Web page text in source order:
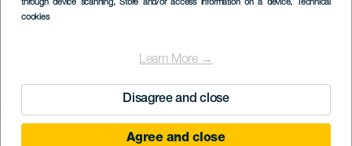
through device scanning, Store and/or access information on a device, Technical
cookies
Learn More →
Disagree and close
Agree and close